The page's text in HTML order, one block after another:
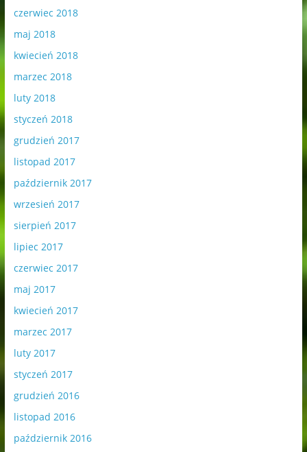
czerwiec 2018
maj 2018
kwiecień 2018
marzec 2018
luty 2018
styczeń 2018
grudzień 2017
listopad 2017
październik 2017
wrzesień 2017
sierpień 2017
lipiec 2017
czerwiec 2017
maj 2017
kwiecień 2017
marzec 2017
luty 2017
styczeń 2017
grudzień 2016
listopad 2016
październik 2016